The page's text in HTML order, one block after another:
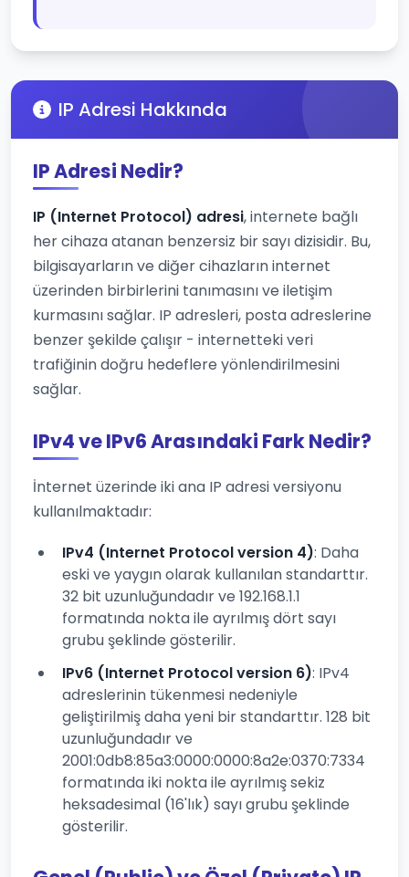
IP Adresi Hakkında
IP Adresi Nedir?
IP (Internet Protocol) adresi, internete bağlı
her cihaza atanan benzersiz bir sayı dizisidir. Bu,
bilgisayarların ve diğer cihazların internet
üzerinden birbirlerini tanımasını ve iletişim
kurmasını sağlar. IP adresleri, posta adreslerine
benzer şekilde çalışır - internetteki veri
trafiğinin doğru hedeflere yönlendirilmesini
sağlar.
IPv4 ve IPv6 Arasındaki Fark Nedir?
İnternet üzerinde iki ana IP adresi versiyonu
kullanılmaktadır:
IPv4 (Internet Protocol version 4): Daha
eski ve yaygın olarak kullanılan standarttır.
32 bit uzunluğundadır ve 192.168.1.1
formatında nokta ile ayrılmış dört sayı
grubu şeklinde gösterilir.
IPv6 (Internet Protocol version 6): IPv4
adreslerinin tükenmesi nedeniyle
geliştirilmiş daha yeni bir standarttır. 128 bit
uzunluğundadır ve
2001:0db8:85a3:0000:0000:8a2e:0370:7334
formatında iki nokta ile ayrılmış sekiz
heksadesimal (16'lık) sayı grubu şeklinde
gösterilir.